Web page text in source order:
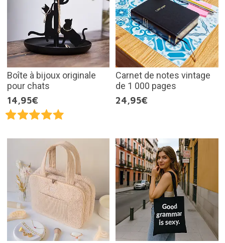
Boîte à bijoux originale
pour chats
14,95€
Carnet de notes vintage
de 1 000 pages
24,95€